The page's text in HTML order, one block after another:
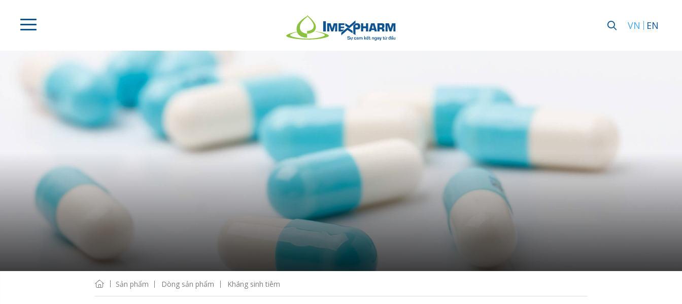
VN EN
Sản phẩm Dòng sản phẩm Kháng sinh tiêm